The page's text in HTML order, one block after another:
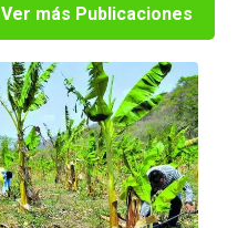
Ver más Publicaciones